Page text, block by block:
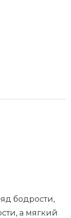
бодрости,
а мягкий